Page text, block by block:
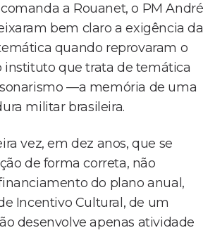
a Rouanet, o PM André
bem claro a exigência da
quando reprovaram o
instituto que trata de temática
—a memória de uma
militar brasileira.
vez, em dez anos, que se
de forma correta, não
do plano anual,
Incentivo Cultural, de um
desenvolve apenas atividade